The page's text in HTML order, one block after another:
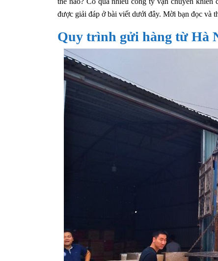
được giải đáp ở bài viết dưới đây. Mời bạn đọc và
Quy trình gửi hàng từ Hà